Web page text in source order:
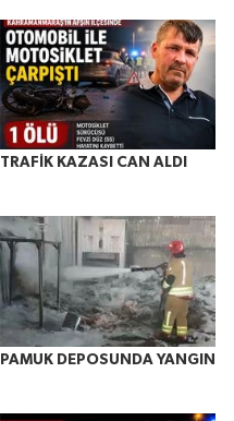
TRAFİK KAZASI CAN ALDI
PAMUK DEPOSUNDA YANGIN